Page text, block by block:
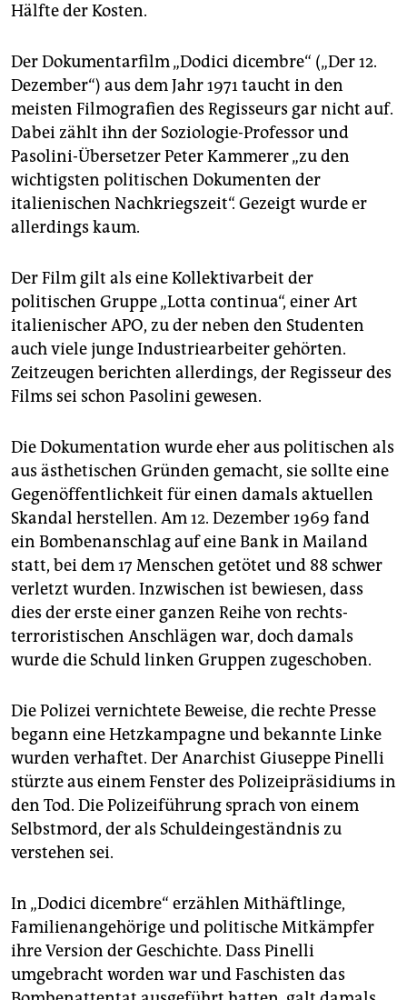
Hälfte der Kosten.
Der Dokumentarfilm „Dodici dicembre“ („Der 12.
Dezember“) aus dem Jahr 1971 taucht in den
meisten Filmografien des Regisseurs gar nicht auf.
Dabei zählt ihn der Soziologie-Professor und
Pasolini-Übersetzer Peter Kammerer „zu den
wichtigsten politischen Dokumenten der
italienischen Nachkriegszeit“. Gezeigt wurde er
allerdings kaum.
Der Film gilt als eine Kollektivarbeit der
politischen Gruppe „Lotta continua“, einer Art
italienischer APO, zu der neben den Studenten
auch viele junge Industriearbeiter gehörten.
Zeitzeugen berichten allerdings, der Regisseur des
Films sei schon Pasolini gewesen.
Die Dokumentation wurde eher aus politischen als
aus ästhetischen Gründen gemacht, sie sollte eine
Gegenöffentlichkeit für einen damals aktuellen
Skandal herstellen. Am 12. Dezember 1969 fand
ein Bombenanschlag auf eine Bank in Mailand
statt, bei dem 17 Menschen getötet und 88 schwer
verletzt wurden. Inzwischen ist bewiesen, dass
dies der erste einer ganzen Reihe von rechts-
terroristischen Anschlägen war, doch damals
wurde die Schuld linken Gruppen zugeschoben.
Die Polizei vernichtete Beweise, die rechte Presse
begann eine Hetzkampagne und bekannte Linke
wurden verhaftet. Der Anarchist Giuseppe Pinelli
stürzte aus einem Fenster des Polizeipräsidiums in
den Tod. Die Polizeiführung sprach von einem
Selbstmord, der als Schuldeingeständnis zu
verstehen sei.
In „Dodici dicembre“ erzählen Mithäftlinge,
Familienangehörige und politische Mitkämpfer
ihre Version der Geschichte. Dass Pinelli
umgebracht worden war und Faschisten das